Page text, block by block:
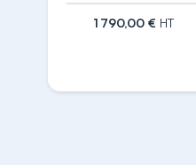
1 790,00 € HT